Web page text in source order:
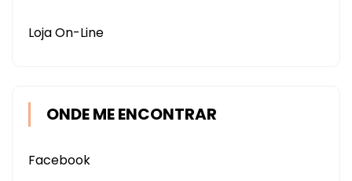
Loja On-Line
ONDE ME ENCONTRAR
Facebook